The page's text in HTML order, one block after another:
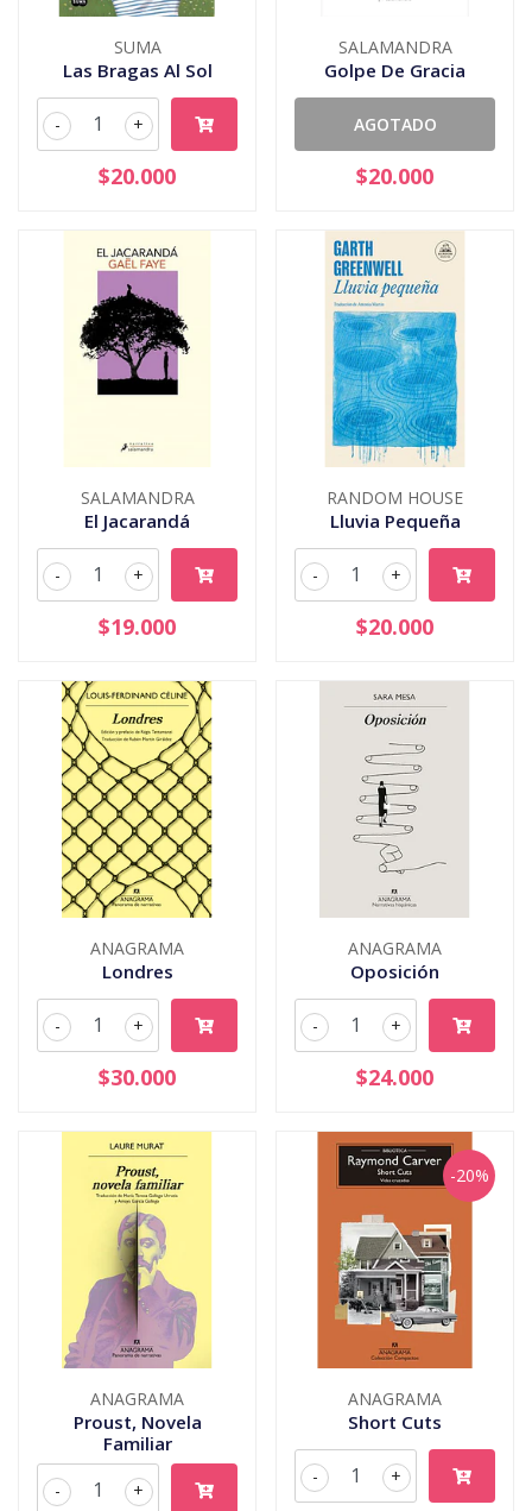
SUMA
Las Bragas Al Sol
+
-
$20.000
SALAMANDRA
Golpe De Gracia
AGOTADO
$20.000
SALAMANDRA
El Jacarandá
+
-
$19.000
RANDOM HOUSE
Lluvia Pequeña
+
-
$20.000
ANAGRAMA
Londres
+
-
$30.000
ANAGRAMA
Oposición
+
-
$24.000
ANAGRAMA
Proust, Novela
Familiar
+
-
-20%
ANAGRAMA
Short Cuts
+
-